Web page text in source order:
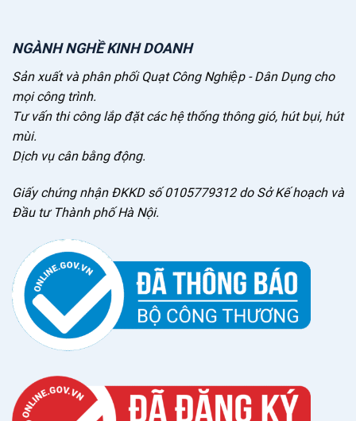
NGÀNH NGHỀ KINH DOANH
Sản xuất và phân phối Quạt Công Nghiệp - Dân Dụng cho
mọi công trình.
Tư vấn thi công lắp đặt các hệ thống thông gió, hút bụi, hút
mùi.
Dịch vụ cân bằng động.
Giấy chứng nhận ĐKKD số 0105779312 do Sở Kế hoạch và
Đầu tư Thành phố Hà Nội.